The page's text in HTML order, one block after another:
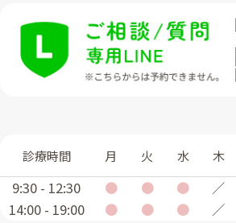
診療時間 月 火 水 木
9:30 - 12:30 ● ● ● ／
14:00 - 19:00
● ● ● ／